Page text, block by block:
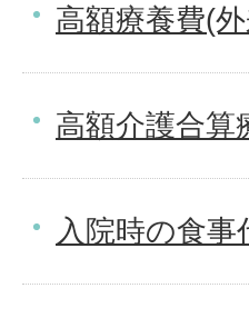
高額療養費(
高額介護合算
入院時の食事